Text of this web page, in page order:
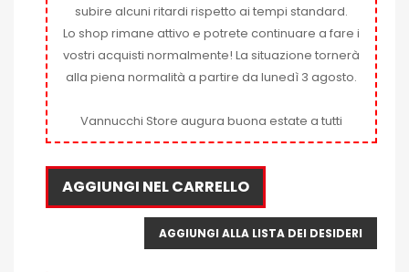
subire alcuni ritardi rispetto ai tempi standard.
Lo shop rimane attivo e potrete continuare a fare i
vostri acquisti normalmente! La situazione tornerà
alla piena normalità a partire da lunedì 3 agosto.
Vannucchi Store augura buona estate a tutti
AGGIUNGI NEL CARRELLO
AGGIUNGI ALLA LISTA DEI DESIDERI